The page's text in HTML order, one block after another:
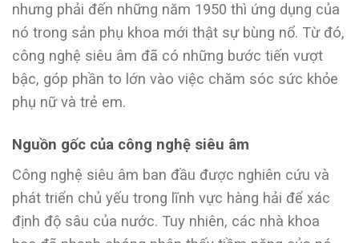
nhưng phải đến những năm 1950 thì ứng dụng của
nó trong sản phụ khoa mới thật sự bùng nổ. Từ đó,
công nghệ siêu âm đã có những bước tiến vượt
bậc, góp phần to lớn vào việc chăm sóc sức khỏe
phụ nữ và trẻ em.
Nguồn gốc của công nghệ siêu âm
Công nghệ siêu âm ban đầu được nghiên cứu và
phát triển chủ yếu trong lĩnh vực hàng hải để xác
định độ sâu của nước. Tuy nhiên, các nhà khoa